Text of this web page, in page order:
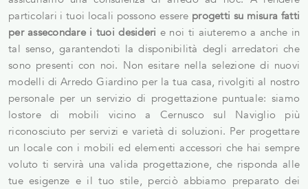
particolari i tuoi locali possono essere progetti su misura fatti
per assecondare i tuoi desideri e noi ti aiuteremo a anche in
tal senso, garantendoti la disponibilità degli arredatori che
sono presenti con noi. Non esitare nella selezione di nuovi
modelli di Arredo Giardino per la tua casa, rivolgiti al nostro
personale per un servizio di progettazione puntuale: siamo
lostore di mobili vicino a Cernusco sul Naviglio più
riconosciuto per servizi e varietà di soluzioni. Per progettare
un locale con i mobili ed elementi accessori che hai sempre
voluto ti servirà una valida progettazione, che risponda alle
tue esigenze e il tuo stile, perciò abbiamo preparato dei